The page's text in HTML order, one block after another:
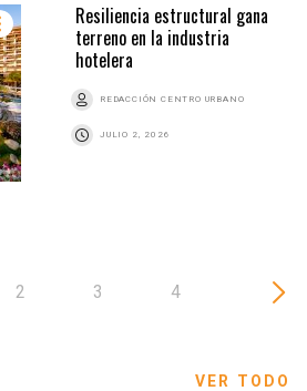
Resiliencia estructural gana
terreno en la industria
hotelera
REDACCIÓN CENTRO URBANO
JULIO 2, 2026
2 3 4
VER TODO